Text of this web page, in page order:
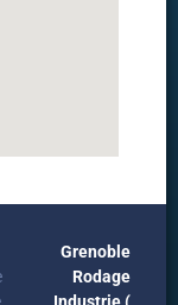
Grenoble
Rodage